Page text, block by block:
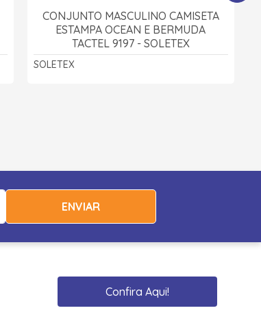
CONJUNTO MASCULINO CAMISETA
ESTAMPA OCEAN E BERMUDA
TACTEL 9197 - SOLETEX
SOLETEX
ENVIAR
Confira Aqui!